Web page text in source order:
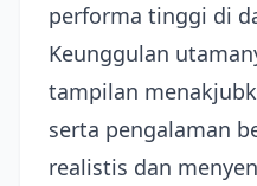
performa tinggi di
Keunggulan
tampilan
serta pengalaman
realistis dan